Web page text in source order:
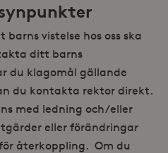
vistelse hos oss ska
ditt barns
du klagomål gällande
du kontakta rektor direkt.
med ledning och/eller
eller förändringar
återkoppling. Om du